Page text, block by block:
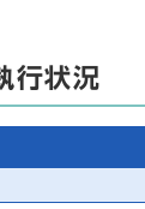
行状況